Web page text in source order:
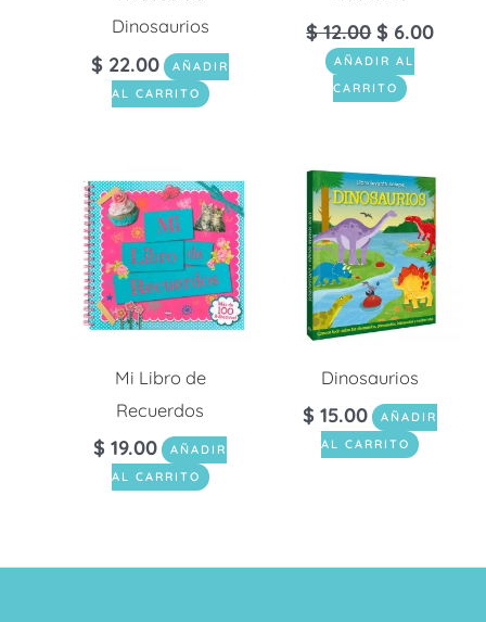
Dinosaurios
$ 22.00
AÑADIR
AL CARRITO
$12.00 $ 6.00
AÑADIR AL
CARRITO
Mi Libro de
Recuerdos
$ 19.00
AÑADIR
AL CARRITO
Dinosaurios
$ 15.00
AÑADIR
AL CARRITO